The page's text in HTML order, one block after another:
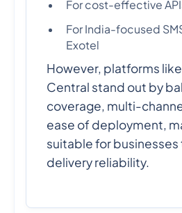
For cost-effective
For India-focused
Exotel
However, platforms
Central stand out by
coverage, multi-
ease of deployment,
suitable for
delivery reliability.